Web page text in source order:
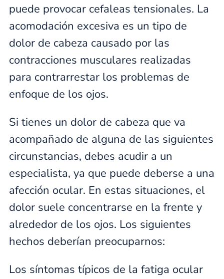
puede provocar cefaleas tensionales. La
acomodación excesiva es un tipo de
dolor de cabeza causado por las
contracciones musculares realizadas
para contrarrestar los problemas de
enfoque de los ojos.
Si tienes un dolor de cabeza que va
acompañado de alguna de las siguientes
circunstancias, debes acudir a un
especialista, ya que puede deberse a una
afección ocular. En estas situaciones, el
dolor suele concentrarse en la frente y
alrededor de los ojos. Los siguientes
hechos deberían preocuparnos:
Los síntomas típicos de la fatiga ocular